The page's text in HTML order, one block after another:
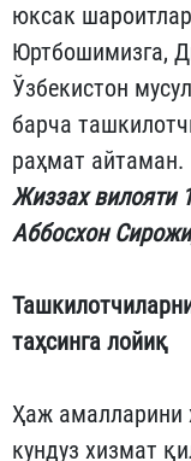
юксак
Юртбошимизга,
Ўзбекистон
барча
раҳмат айтаман.
Жиззах вилояти
Аббосхон
таҳсинга лойиқ
Ҳаж
кундуз хизмат